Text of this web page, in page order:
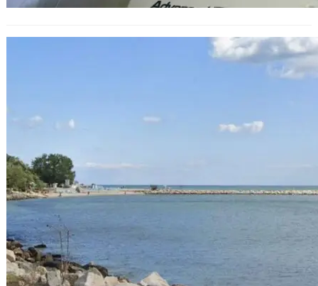
Няма следи от нефт край буните
във Варна, въпреки тревогата в